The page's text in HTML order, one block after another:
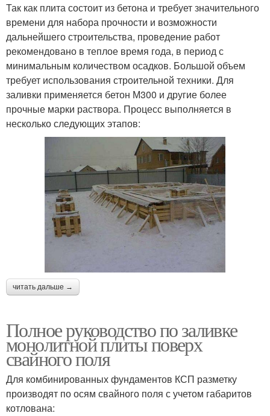
Так как плита состоит из бетона и требует значительного
времени для набора прочности и возможности
дальнейшего строительства, проведение работ
рекомендовано в теплое время года, в период с
минимальным количеством осадков. Большой объем
требует использования строительной техники. Для
заливки применяется бетон М300 и другие более
прочные марки раствора. Процесс выполняется в
несколько следующих этапов:
читать дальше →
Полное руководство по заливке
монолитной плиты поверх
свайного поля
Для комбинированных фундаментов КСП разметку
производят по осям свайного поля с учетом габаритов
котлована: